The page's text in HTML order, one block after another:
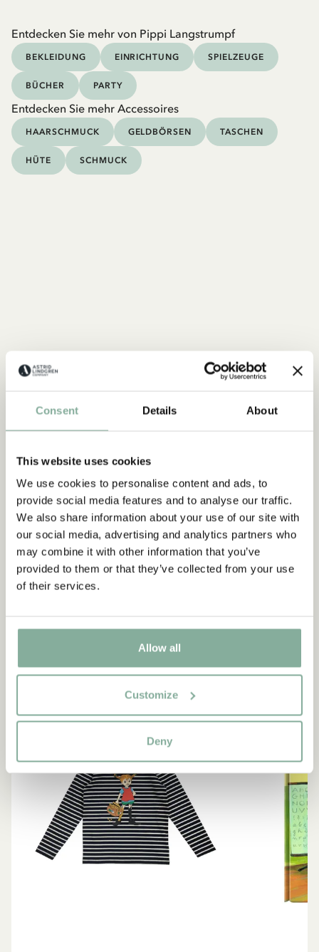
Consent Details About
This website uses cookies
We use cookies to personalise content and ads, to
provide social media features and to analyse our traffic.
We also share information about your use of our site with
our social media, advertising and analytics partners who
may combine it with other information that you’ve
provided to them or that they’ve collected from your use
of their services.
Allow all
Customize
Deny
Entdecken Sie mehr von Pippi Langstrumpf
BEKLEIDUNG EINRICHTUNG SPIELZEUGE
BÜCHER PARTY
Entdecken Sie mehr Accessoires
HAARSCHMUCK GELDBÖRSEN TASCHEN
HÜTE SCHMUCK
ZITATE
„Wer stark ist, muss auch gut
sein.“
aus Kennst du Pippi Langstrumpf?
NEU -15%